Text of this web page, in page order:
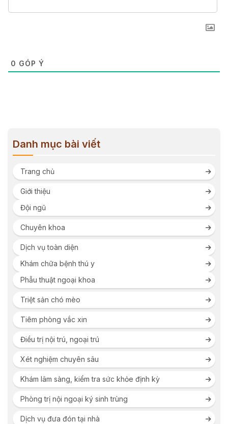
0 GÓP Ý
Danh mục bài viết
Trang chủ
Giới thiệu
Đội ngũ
Chuyên khoa
Dịch vụ toàn diện
Khám chữa bệnh thú y
Phẫu thuật ngoại khoa
Triệt sản chó mèo
Tiêm phòng vắc xin
Điều trị nội trú, ngoại trú
Xét nghiệm chuyên sâu
Khám lâm sàng, kiểm tra sức khỏe định kỳ
Phòng trị nội ngoại ký sinh trùng
Dịch vụ đưa đón tại nhà